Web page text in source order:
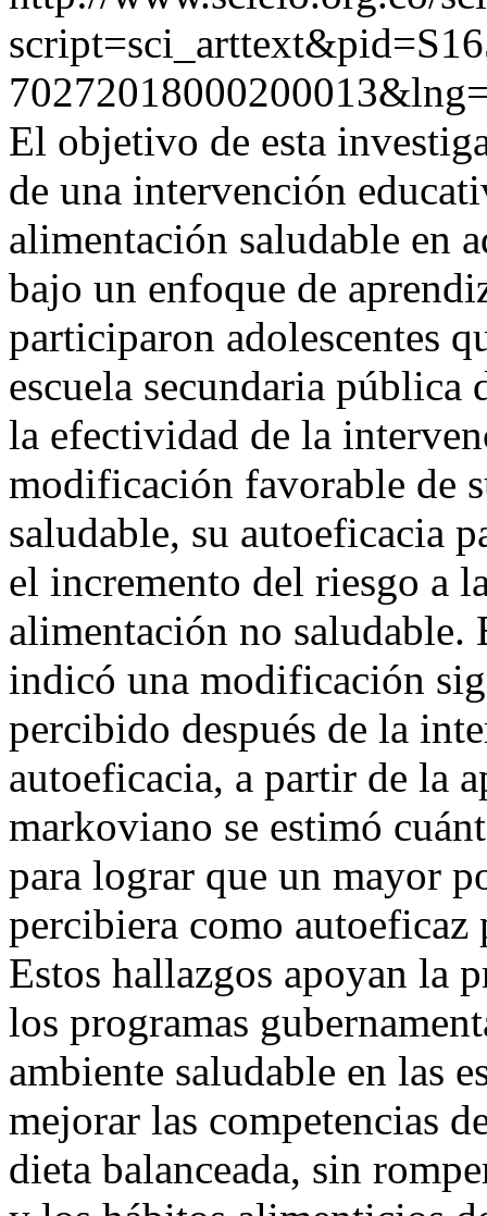
El objetivo de esta
de una intervención
alimentación saludable en
bajo un enfoque de
participaron adolescentes
escuela secundaria
la efectividad de la
modificación favorable de
saludable, su autoeficacia
el incremento del riesgo a
alimentación no saludable.
indicó una modificación
percibido después de la
autoeficacia, a partir de la
markoviano se estimó
para lograr que un mayor
percibiera como autoeficaz
Estos hallazgos apoyan la
los programas
ambiente saludable en las
mejorar las competencias
dieta balanceada, sin